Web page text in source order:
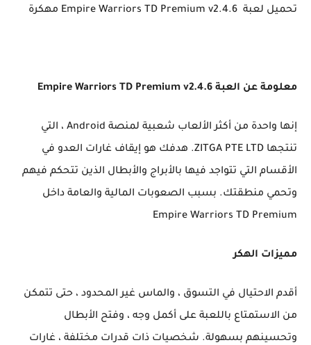
تحميل لعبة Empire Warriors TD Premium v2.4.6 مهكرة
معلومة عن العبة Empire Warriors TD Premium v2.4.6
إنها واحدة من أكثر الألعاب شعبية لمنصة Android ، التي
تنتجها ZITGA PTE LTD. هدفك هو إيقاف غارات العدو في
الأقسام التي تتواجد فيها بالأبراج والأبطال الذين تتحكم فيهم
وتحمي منطقتك. بسبب الصعوبات المالية والعامة داخل
Empire Warriors TD Premium
مميزات الهكر
أقدم الاحتيال في التسوق ، والماس غير المحدود ، حتى تتمكن
من الاستمتاع باللعبة على أكمل وجه ، وفتح الأبطال
وتحسينهم بسهولة. شخصيات ذات قدرات مختلفة ، غارات